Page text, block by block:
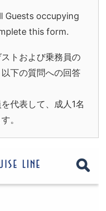
Guests occupying
this form.
トおよび乗務員の
下の質問への回答
代表して、成人1名
。